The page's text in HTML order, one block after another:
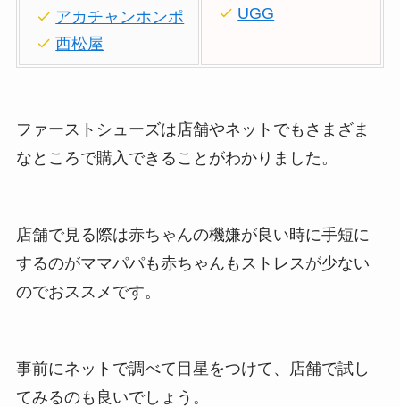
アカチャンホンポ
西松屋
UGG
ファーストシューズは店舗やネットでもさまざま
なところで購入できることがわかりました。
店舗で見る際は赤ちゃんの機嫌が良い時に手短に
するのがママパパも赤ちゃんもストレスが少ない
のでおススメです。
事前にネットで調べて目星をつけて、店舗で試し
てみるのも良いでしょう。